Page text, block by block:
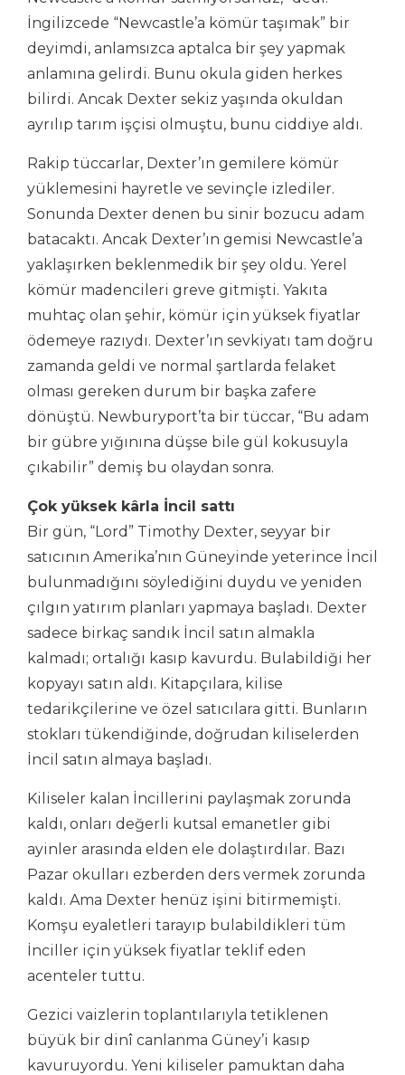
İngilizcede “Newcastle’a kömür taşımak” bir
deyimdi, anlamsızca aptalca bir şey yapmak
anlamına gelirdi. Bunu okula giden herkes
bilirdi. Ancak Dexter sekiz yaşında okuldan
ayrılıp tarım işçisi olmuştu, bunu ciddiye aldı.
Rakip tüccarlar, Dexter’ın gemilere kömür
yüklemesini hayretle ve sevinçle izlediler.
Sonunda Dexter denen bu sinir bozucu adam
batacaktı. Ancak Dexter’ın gemisi Newcastle’a
yaklaşırken beklenmedik bir şey oldu. Yerel
kömür madencileri greve gitmişti. Yakıta
muhtaç olan şehir, kömür için yüksek fiyatlar
ödemeye razıydı. Dexter’ın sevkiyatı tam doğru
zamanda geldi ve normal şartlarda felaket
olması gereken durum bir başka zafere
dönüştü. Newburyport’ta bir tüccar, “Bu adam
bir gübre yığınına düşse bile gül kokusuyla
çıkabilir” demiş bu olaydan sonra.
Çok yüksek kârla İncil sattı
Bir gün, “Lord” Timothy Dexter, seyyar bir
satıcının Amerika’nın Güneyinde yeterince İncil
bulunmadığını söylediğini duydu ve yeniden
çılgın yatırım planları yapmaya başladı. Dexter
sadece birkaç sandık İncil satın almakla
kalmadı; ortalığı kasıp kavurdu. Bulabildiği her
kopyayı satın aldı. Kitapçılara, kilise
tedarikçilerine ve özel satıcılara gitti. Bunların
stokları tükendiğinde, doğrudan kiliselerden
İncil satın almaya başladı.
Kiliseler kalan İncillerini paylaşmak zorunda
kaldı, onları değerli kutsal emanetler gibi
ayinler arasında elden ele dolaştırdılar. Bazı
Pazar okulları ezberden ders vermek zorunda
kaldı. Ama Dexter henüz işini bitirmemişti.
Komşu eyaletleri tarayıp bulabildikleri tüm
İnciller için yüksek fiyatlar teklif eden
acenteler tuttu.
Gezici vaizlerin toplantılarıyla tetiklenen
büyük bir dinî canlanma Güney’i kasıp
kavuruyordu. Yeni kiliseler pamuktan daha